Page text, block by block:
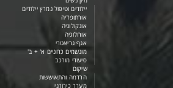
יילודים וטיפול נמרץ יילודים
אורתופדיה
אונקולוגיה
אורולוגיה
אגף גריאטרי
מונשמים כרוניים א' + ב'
סיעודי מורכב
שיקום
הרדמה והתאוששות
מערך כירורגי